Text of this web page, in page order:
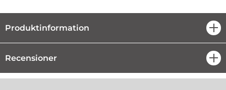
Produktinformation
Recensioner